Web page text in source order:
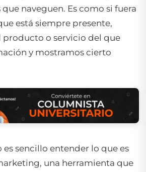
naveguen. Es como si fuera
está siempre presente,
producto o servicio del que
y mostramos cierto
es sencillo entender lo que es
una herramienta que